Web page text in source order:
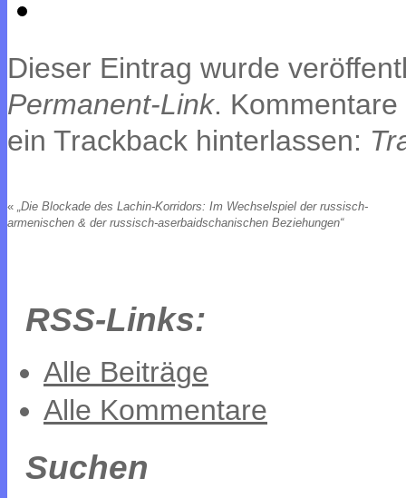
Dieser Eintrag wurde
Permanent-Link.
ein Trackback hinterlassen:
« „Die Blockade des Lachin-Korridors: Im Wechselspiel der russisch-
armenischen & der russisch-aserbaidschanischen Beziehungen“
RSS-Links:
Alle Beiträge
Alle Kommentare
Suchen